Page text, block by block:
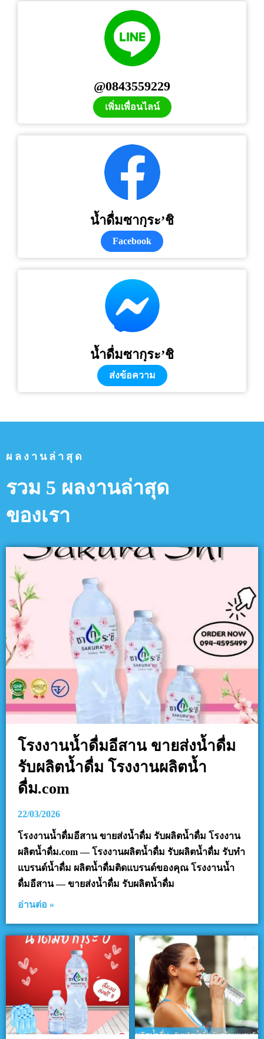
@0843559229
เพิ่มเพื่อนไลน์
น้ำดื่มซากุระ’ชิ
Facebook
น้ำดื่มซากุระ’ชิ
ส่งข้อความ
ผลงานล่าสุด
รวม 5 ผลงานล่าสุด
ของเรา
โรงงานน้ำดื่มอีสาน ขายส่งน้ำดื่ม
รับผลิตน้ำดื่ม โรงงานผลิตน้ำ
ดื่ม.com
22/03/2026
โรงงานน้ำดื่มอีสาน ขายส่งน้ำดื่ม รับผลิตน้ำดื่ม โรงงาน
ผลิตน้ำดื่ม.com — โรงงานผลิตน้ำดื่ม รับผลิตน้ำดื่ม รับทำ
แบรนด์น้ำดื่ม ผลิตน้ำดื่มติดแบรนด์ของคุณ โรงงานน้ำ
ดื่มอีสาน — ขายส่งน้ำดื่ม รับผลิตน้ำดื่ม
อ่านต่อ »